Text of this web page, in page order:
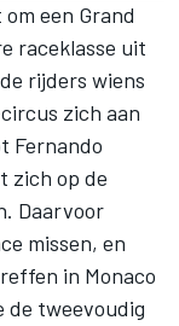
een Grand
raceklasse uit
rijders wiens
zich aan
Fernando
zich op de
Daarvoor
missen, en
in Monaco
de tweevoudig